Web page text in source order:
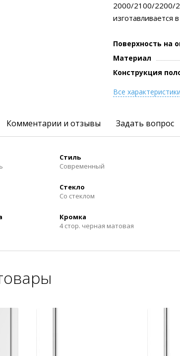
2000/2100/2200/
изготавливается
Поверхность на
Материал
Конструкция
Все характеристики
Комментарии и отзывы Задать вопрос
Стиль
Современный
Стекло
Со стеклом
Кромка
4 стор. черная матовая